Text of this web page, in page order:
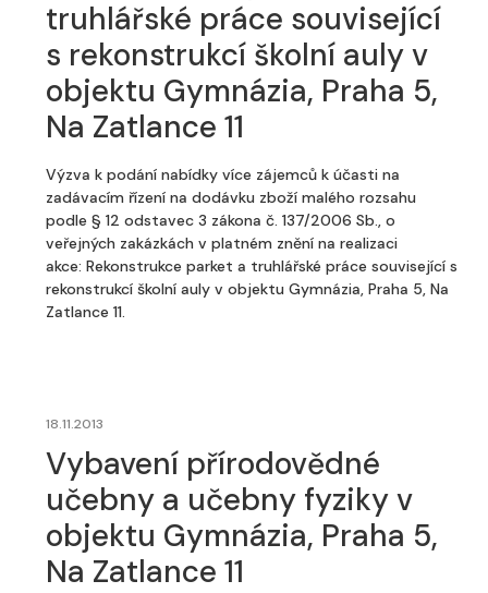
truhlářské práce související
s rekonstrukcí školní auly v
objektu Gymnázia, Praha 5,
Na Zatlance 11
Výzva k podání nabídky více zájemců k účasti na
zadávacím řízení na dodávku zboží malého rozsahu
podle § 12 odstavec 3 zákona č. 137/2006 Sb., o
veřejných zakázkách v platném znění na realizaci
akce: Rekonstrukce parket a truhlářské práce související s
rekonstrukcí školní auly v objektu Gymnázia, Praha 5, Na
Zatlance 11.
18.11.2013
Vybavení přírodovědné
učebny a učebny fyziky v
objektu Gymnázia, Praha 5,
Na Zatlance 11